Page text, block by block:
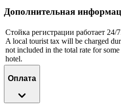
Дополнительная
Стойка регистрации работает 24/
A local tourist tax will be charged
not included in the total rate for
hotel.
Оплата